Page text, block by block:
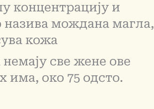
концентрацију и
мождана магла,
кожа
све жене ове
има, око 75 одсто.